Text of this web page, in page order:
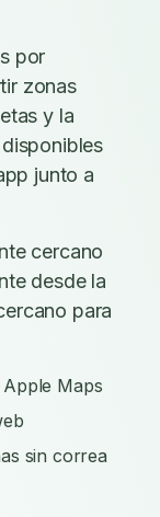
por
zonas
y la
junto a
cercano
desde la
para
Maps
sin correa